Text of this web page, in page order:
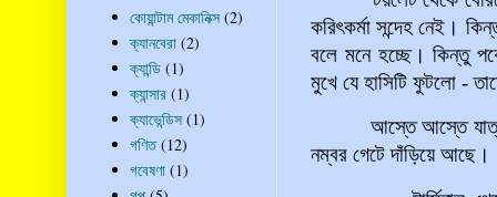
করিৎকর্মা সন্দেহ নেই।
বলে মনে হচ্ছে। কিন্তু
মুখে যে হাসিটি ফুটলো -
আস্তে আস্তে যাত্রীর
নম্বর গেটে দাঁড়িয়ে আছে।
কোয়ান্টাম মেকানিক্স (2)
ক্যানবেরা (2)
ক্যান্ডি (1)
ক্যান্সার (1)
ক্যাভেন্ডিস (1)
গণিত (12)
গবেষণা (1)